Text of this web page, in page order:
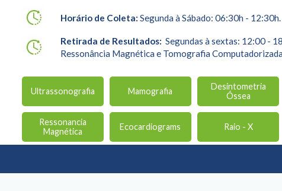
Horário de Coleta: Segunda à Sábado: 06:30h - 12:30h.
Retirada de Resultados: Segundas à sextas: 12:00 -
Ressonância Magnética e Tomografia Computadorizada
Ultrassonografia Mamografia
Desintometria
Óssea
Ressonancia
Magnética
Ecocardiograms Raio - X